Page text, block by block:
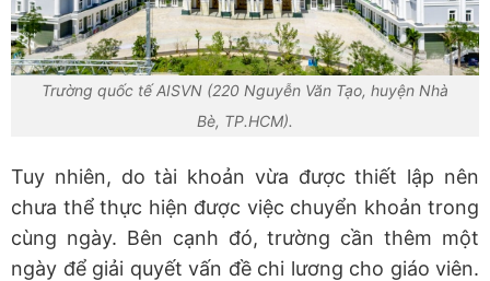
Trường quốc tế AISVN (220 Nguyễn Văn Tạo, huyện Nhà
Bè, TP.HCM).
Tuy nhiên, do tài khoản vừa được thiết lập nên
chưa thể thực hiện được việc chuyển khoản trong
cùng ngày. Bên cạnh đó, trường cần thêm một
ngày để giải quyết vấn đề chi lương cho giáo viên.